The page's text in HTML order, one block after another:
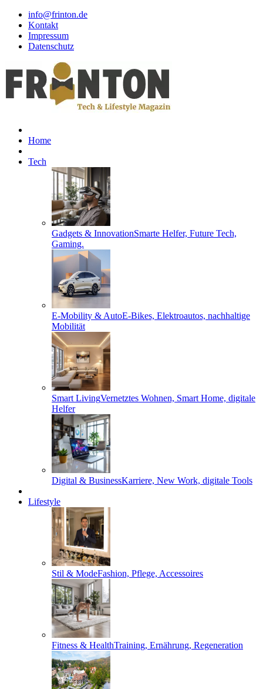
info@frinton.de
Kontakt
Impressum
Datenschutz
Home
Tech
Gadgets & InnovationSmarte Helfer, Future Tech,
Gaming.
E-Mobility & AutoE-Bikes, Elektroautos, nachhaltige
Mobilität
Smart LivingVernetztes Wohnen, Smart Home, digitale
Helfer
Digital & BusinessKarriere, New Work, digitale Tools
Lifestyle
Stil & ModeFashion, Pflege, Accessoires
Fitness & HealthTraining, Ernährung, Regeneration